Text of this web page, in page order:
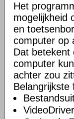
Het
mogelijkheid
en
computer op
Dat betekent
computer
achter zou
Belangrijkste
VideoDriver